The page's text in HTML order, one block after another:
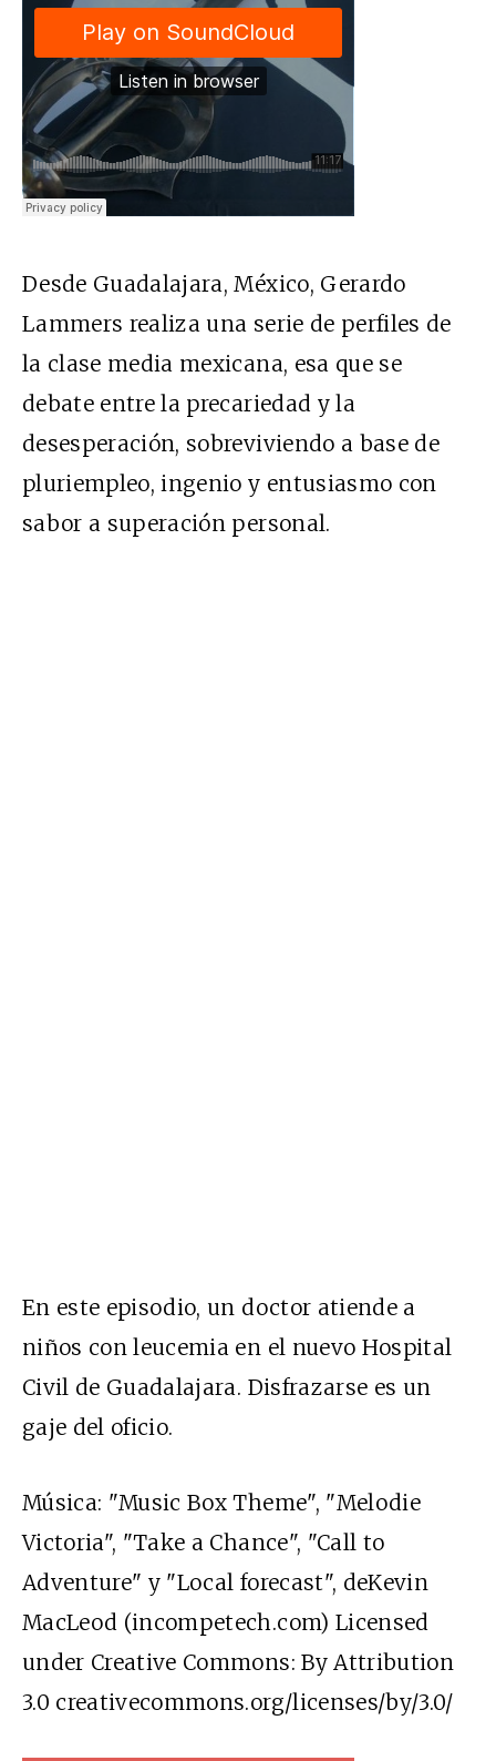
Desde Guadalajara, México, Gerardo
Lammers realiza una serie de perfiles de
la clase media mexicana, esa que se
debate entre la precariedad y la
desesperación, sobreviviendo a base de
pluriempleo, ingenio y entusiasmo con
sabor a superación personal.
En este episodio, un doctor atiende a
niños con leucemia en el nuevo Hospital
Civil de Guadalajara. Disfrazarse es un
gaje del oficio.
Música: "Music Box Theme", "Melodie
Victoria", "Take a Chance", "Call to
Adventure" y "Local forecast", deKevin
MacLeod (incompetech.com) Licensed
under Creative Commons: By Attribution
3.0 creativecommons.org/licenses/by/3.0/